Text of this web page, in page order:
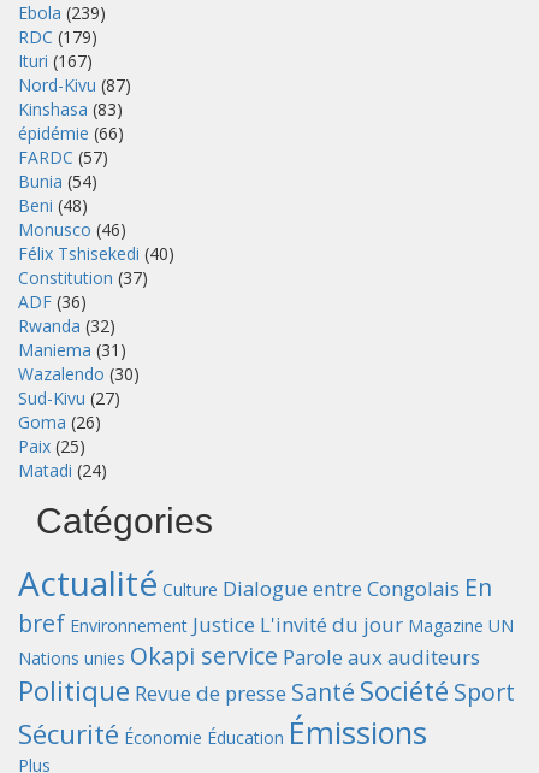
Ebola (239)
RDC (179)
Ituri (167)
Nord-Kivu (87)
Kinshasa (83)
épidémie (66)
FARDC (57)
Bunia (54)
Beni (48)
Monusco (46)
Félix Tshisekedi (40)
Constitution (37)
ADF (36)
Rwanda (32)
Maniema (31)
Wazalendo (30)
Sud-Kivu (27)
Goma (26)
Paix (25)
Matadi (24)
Catégories
Actualité Culture Dialogue entre Congolais En
bref Environnement Justice L'invité du jour Magazine UN
Nations unies Okapi service Parole aux auditeurs
Politique Revue de presse Santé Société Sport
Sécurité Économie Éducation Émissions
Plus